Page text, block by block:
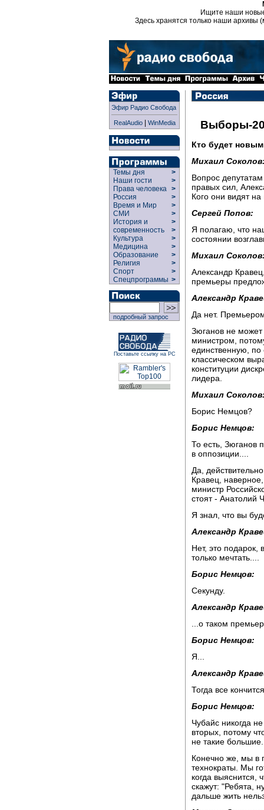
Ищите наши
Здесь хранятся только наши архивы
Эфир Радио Свобода
RealAudio| WinMedia
Темы дня
>
Наши гости
>
Права человека >
Россия
>
Время и Мир
>
СМИ
>
История и
современность
>
>
Культура
>
Медицина
>
Образование
>
Религия
>
Спорт
>
Спецпрограммы >
подробный запрос
Поставьте ссылку на РС
Выборы-
Кто будет
Михаил
Вопрос
правых сил,
Кого они видят
Сергей Попов:
Я полагаю, что
состоянии
Михаил
Александр
премьеры
Александр
Да нет.
Зюганов не
министром,
единственную,
классическом
конституции
лидера.
Михаил
Борис Немцов?
Борис Немцов:
То есть, Зюганов
в оппозиции....
Да,
Кравец,
министр
стоят - Анатолий
Я знал, что вы
Александр
Нет, это
только мечтать....
Борис Немцов:
Секунду.
Александр
...о таком
Борис Немцов:
Я...
Александр
Тогда все
Борис Немцов:
Чубайс никогда
вторых, потому
не такие большие.
Конечно же, мы в
технократы. Мы
когда выяснится,
скажут: "Ребята,
дальше жить